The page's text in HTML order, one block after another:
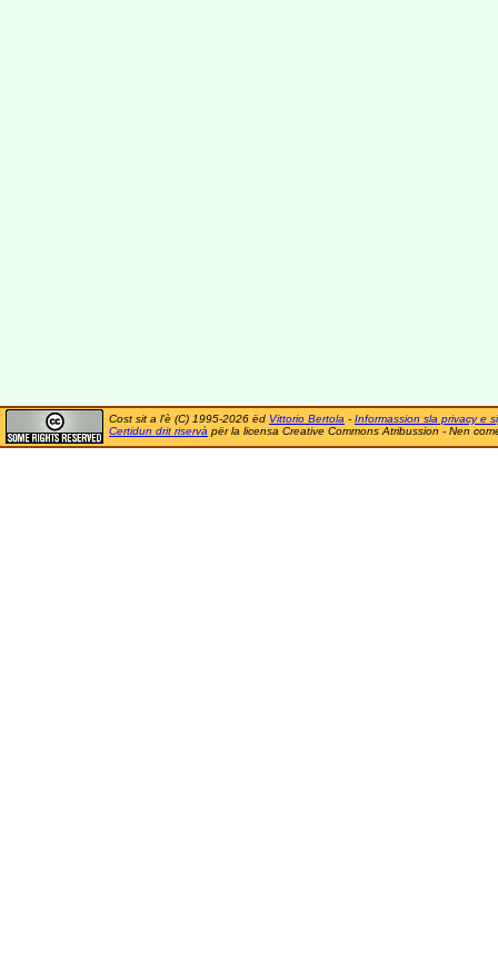
Cost sit a l'è (C) 1995-2026 ëd Vittorio Bertola - Informassion sla privacy e
Certidun drit riservà për la licensa Creative Commons Atribussion - Nen